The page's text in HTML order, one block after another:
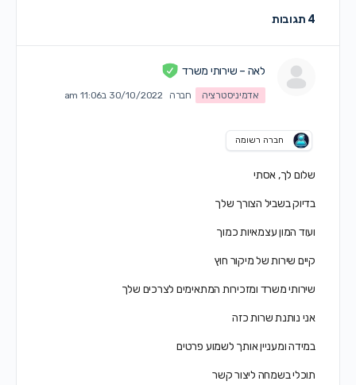
4 תגובות
לאה – שירותי משרד
אדמיניסטרציה חברה 30/10/2022 ב11:06 am
חברה רשומה
שלום לך, אסתי
בדיוק בשביל הצורך שלך
ועוד המון עצמאיות כמוך
קיים שירות של מיקור חוץ
שירותי משרד ומזכירות המתאימים לצרכים שלך
אני נותנת שרות כזה
במידה ומעניין אותך לשמוע פרטים
תוכלי בשמחה ליצור קשר